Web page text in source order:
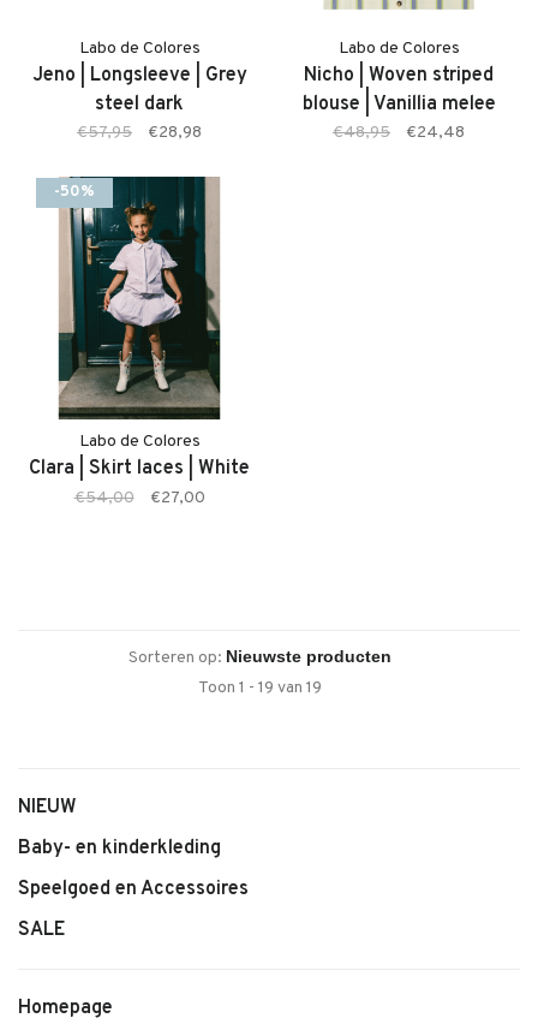
Labo de Colores
Jeno | Longsleeve | Grey
steel dark
€57,95 €28,98
Labo de Colores
Nicho | Woven striped
blouse | Vanillia melee
€48,95 €24,48
-50%
Labo de Colores
Clara | Skirt laces | White
€54,00 €27,00
Sorteren op:
Toon 1 - 19 van 19
NIEUW
Baby- en kinderkleding
Speelgoed en Accessoires
SALE
Homepage